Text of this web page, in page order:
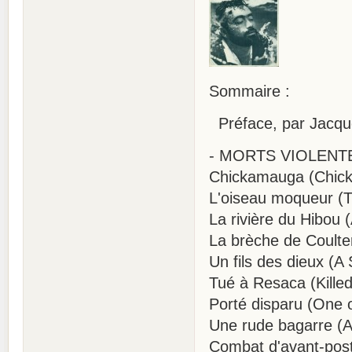
Sommaire :
Préface, par
- MORTS
Chickamauga
L'oiseau moqueur
La rivière du Hibou
La brèche de
Un fils des dieux (A
Tué à Resaca
Porté disparu (One
Une rude bagarre
Combat d'avant-